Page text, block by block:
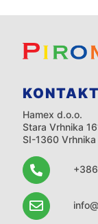
KONTAKT
Hamex d.o.o.
Stara Vrhnika
SI-1360 Vrhnika